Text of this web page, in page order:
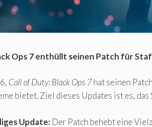
Ops 7 enthüllt seinen Patch für
Call of Duty: Black Ops 7hat seinen
bietet. Ziel dieses Updates ist es,
Update: Der Patch behebt eine